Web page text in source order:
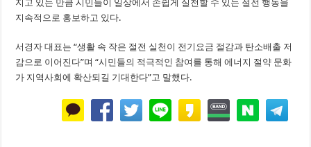
지고 있는 만큼 시민들이 일상에서 손쉽게 실천할 수 있는 절전 행동을
지속적으로 홍보하고 있다.
서경자 대표는 “생활 속 작은 절전 실천이 전기요금 절감과 탄소배출 저
감으로 이어진다”며 “시민들의 적극적인 참여를 통해 에너지 절약 문화
가 지역사회에 확산되길 기대한다”고 말했다.